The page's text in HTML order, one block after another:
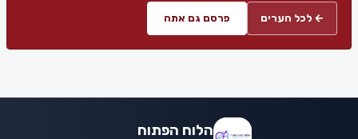
← לכל הערים פרסם גם אתה
הלוח הפתוח